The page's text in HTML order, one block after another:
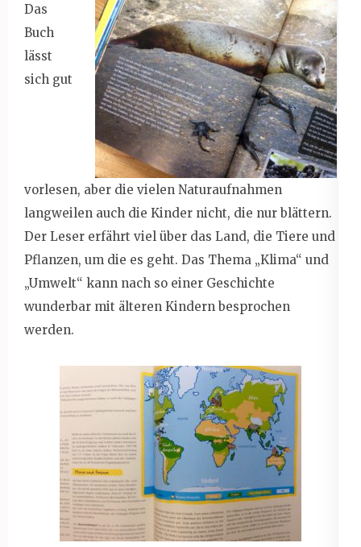
Das
Buch
lässt
sich gut
vorlesen, aber die vielen Naturaufnahmen
langweilen auch die Kinder nicht, die nur blättern.
Der Leser erfährt viel über das Land, die Tiere und
Pflanzen, um die es geht. Das Thema „Klima“ und
„Umwelt“ kann nach so einer Geschichte
wunderbar mit älteren Kindern besprochen
werden.